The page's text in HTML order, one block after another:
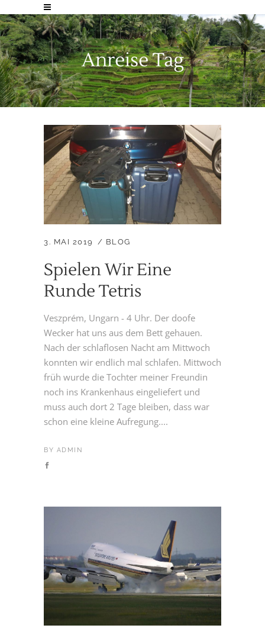
Anreise Tag
3. MAI 2019 BLOG
Spielen Wir Eine
Runde Tetris
Veszprém, Ungarn - 4 Uhr. Der doofe
Wecker hat uns aus dem Bett gehauen.
Nach der schlaflosen Nacht am Mittwoch
konnten wir endlich mal schlafen. Mittwoch
früh wurde die Tochter meiner Freundin
noch ins Krankenhaus eingeliefert und
muss auch dort 2 Tage bleiben, dass war
schon eine kleine Aufregung....
BY ADMIN